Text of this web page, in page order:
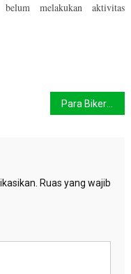
melakukan aktivitas
Para Bikers Serukan Penyelamatan Arktik
Ruas yang wajib